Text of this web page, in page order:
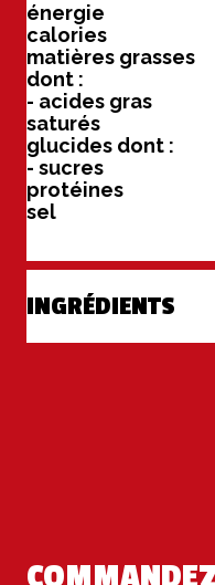
énergie
calories
matières grasses
dont :
- acides gras
saturés
glucides dont :
- sucres
protéines
sel
INGRÉDIENTS